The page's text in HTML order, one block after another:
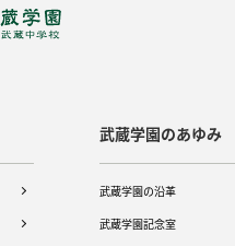
武蔵学園のあゆみ
武蔵学園の沿革
武蔵学園記念室